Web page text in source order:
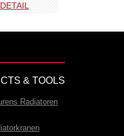
DETAIL
& TOOLS
Radiatoren